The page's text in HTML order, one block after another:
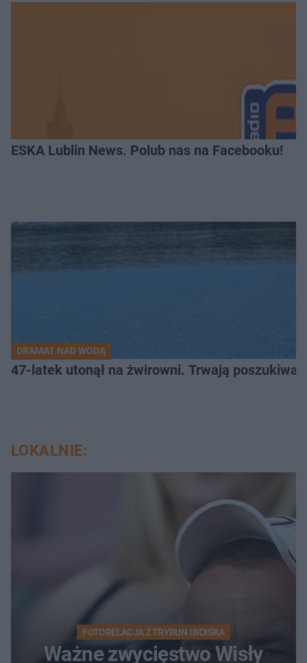
ESKA Lublin News. Polub nas na Facebooku!
DRAMAT NAD WODĄ
47-latek utonął na żwirowni. Trwają
LOKALNIE:
FOTORELACJA Z TRYBUN I BOISKA
Ważne zwycięstwo Wisły